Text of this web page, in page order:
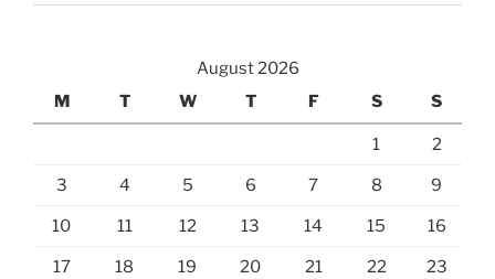
August 2026
M
T W T F S S
1 2
3 4 5 6 7 8 9
10 11 12 13 14 15 16
17 18 19 20 21 22 23